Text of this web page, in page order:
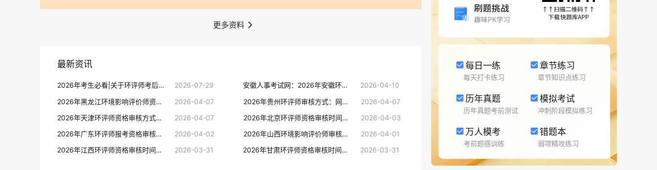
更多资料
最新资讯
2026年考生必看|关于环评师考后审核的5个关键问题 2026-07-29 安徽人事考试网：2026年安徽环境影响评价师考试现场人工核查安排(截止时间4月15日）
2026-04-10
2026年黑龙江环境影响评价师资格审核时间：4月8日-4月15日
2026-04-07 2026年贵州环评师审核方式：网上在线核查
2026-04-07
2026年天津环评师资格审核方式：在线资格审核(审核资料上传时间为4月8日至15日)
2026-04-07 2026年北京环评师资格审核时间为4月8日-4月14日(网上审核)
2026-04-03
2026年广东环评师报考资格审核方式：在线核查、考后在线人工核查
2026-04-02 2026年山西环境影响评价师审核方式：考后另行通知
2026-04-01
2026年江西环评师资格审核时间：4月7日-4月15日(在线核查+现场人工核查+考后公示)
2026-03-31 2026年甘肃环评师资格审核时间：4月10日-4月19日(在线核查+人工核查) 2026-03-31
每日一练
每天打卡练习
章节练习
章节知识点练习
历年真题
历年真题考前测试
模拟考试
冲刺阶段模拟练习
万人模考
考前题感训练
错题本
弱项精攻练习